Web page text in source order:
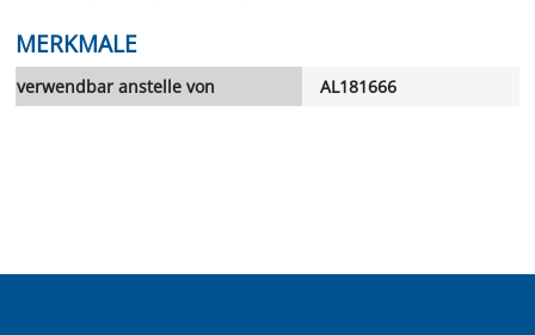
MERKMALE
verwendbar anstelle von AL181666